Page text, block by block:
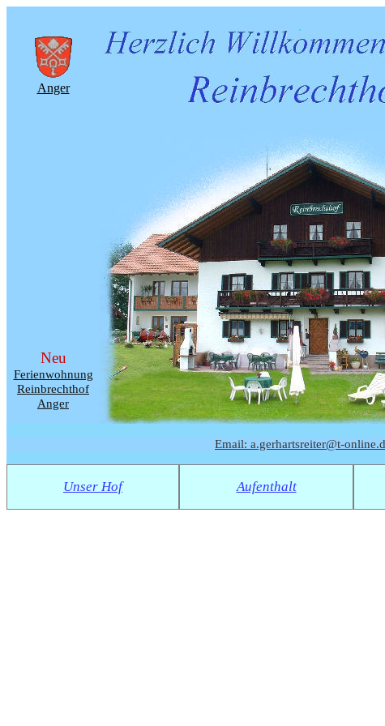
Anger
.
Neu
Ferienwohnung
Reinbrechthof
Anger
.
Email: a.gerhartsreiter@t-
Unser Hof Aufenthalt